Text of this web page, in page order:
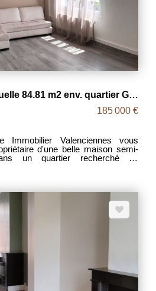
Maison semi-individuelle 84.81 m2 env. quartier Golf
185 000 €
Immobilier Valenciennes vous
d'une belle maison semi-
un quartier recherché de
bien proportionné. L'étage
et une salle d'eau. Coté vie
d'une cave et d'un garage. Des
VISITER SANS TARDER ! Pour
vous pouvez contacter